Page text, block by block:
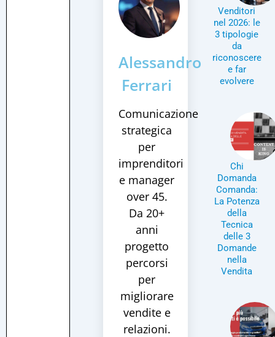
Alessandro
Ferrari
Comunicazione
strategica
per
imprenditori
e manager
over 45.
Da 20+
anni
progetto
percorsi
per
migliorare
vendite e
relazioni.
Venditori
nel 2026: le
3 tipologie
da
riconoscere
e far
evolvere
Chi
Domanda
Comanda:
La Potenza
della
Tecnica
delle 3
Domande
nella
Vendita